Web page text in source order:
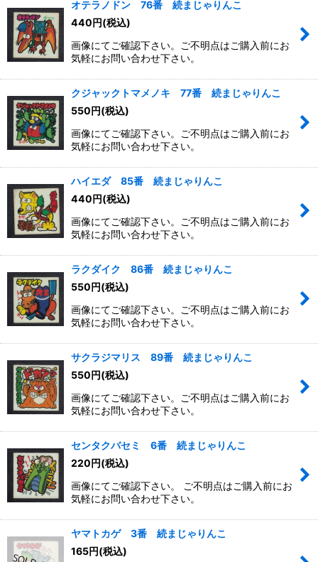
オテラノドン 76番 続まじゃりんこ
440円(税込)
画像にてご確認下さい。ご不明点はご購入前にお
気軽にお問い合わせ下さい。
クジャックトマメノキ 77番 続まじゃりんこ
550円(税込)
画像にてご確認下さい。ご不明点はご購入前にお
気軽にお問い合わせ下さい。
ハイエダ 85番 続まじゃりんこ
440円(税込)
画像にてご確認下さい。ご不明点はご購入前にお
気軽にお問い合わせ下さい。
ラクダイク 86番 続まじゃりんこ
550円(税込)
画像にてご確認下さい。ご不明点はご購入前にお
気軽にお問い合わせ下さい。
サクラジマリス 89番 続まじゃりんこ
550円(税込)
画像にてご確認下さい。ご不明点はご購入前にお
気軽にお問い合わせ下さい。
センタクバセミ 6番 続まじゃりんこ
220円(税込)
画像にてご確認下さい。 ご不明点はご購入前にお
気軽にお問い合わせ下さい。
ヤマトカゲ 3番 続まじゃりんこ
165円(税込)